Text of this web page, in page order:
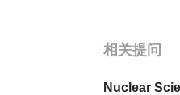
相关提问
Nuclear